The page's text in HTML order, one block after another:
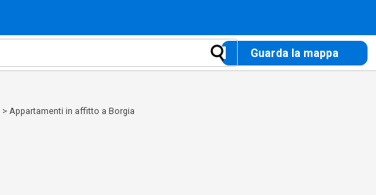
Guarda la mappa
> Appartamenti in affitto a Borgia